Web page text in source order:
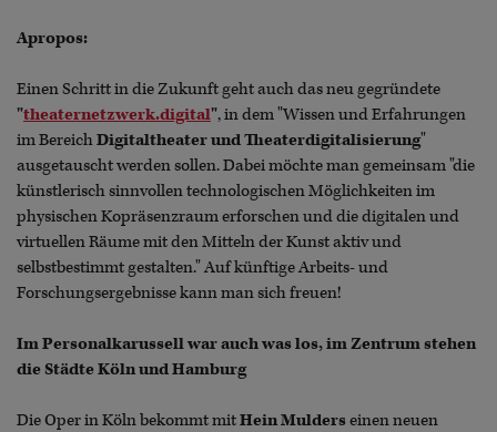
Apropos:
Einen Schritt in die Zukunft geht auch das neu gegründete
"theaternetzwerk.digital", in dem "Wissen und Erfahrungen
im BereichDigitaltheater und Theaterdigitalisierung"
ausgetauscht werden sollen. Dabei möchte man gemeinsam "die
künstlerisch sinnvollen technologischen Möglichkeiten im
physischen Kopräsenzraum erforschen und die digitalen und
virtuellen Räume mit den Mitteln der Kunst aktiv und
selbstbestimmt gestalten." Auf künftige Arbeits- und
Forschungsergebnisse kann man sich freuen!
Im Personalkarussell war auch was los, im Zentrum stehen
die Städte Köln und Hamburg
Die Oper in Köln bekommt mitHein Mulderseinen neuen